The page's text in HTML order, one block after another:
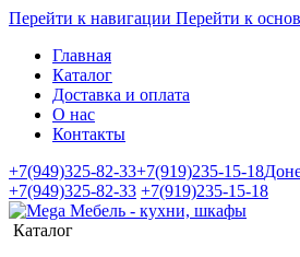
Перейти к навигации Перейти к
Главная
Каталог
Доставка и оплата
О нас
Контакты
+7(949)325-82-33+7(919)235-15-18
+7(949)325-82-33 +7(919)235-15-18
Каталог